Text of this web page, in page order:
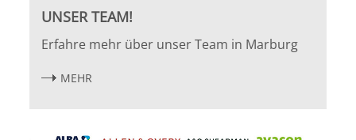
UNSER TEAM!
Erfahre mehr über unser Team in Marburg
MEHR